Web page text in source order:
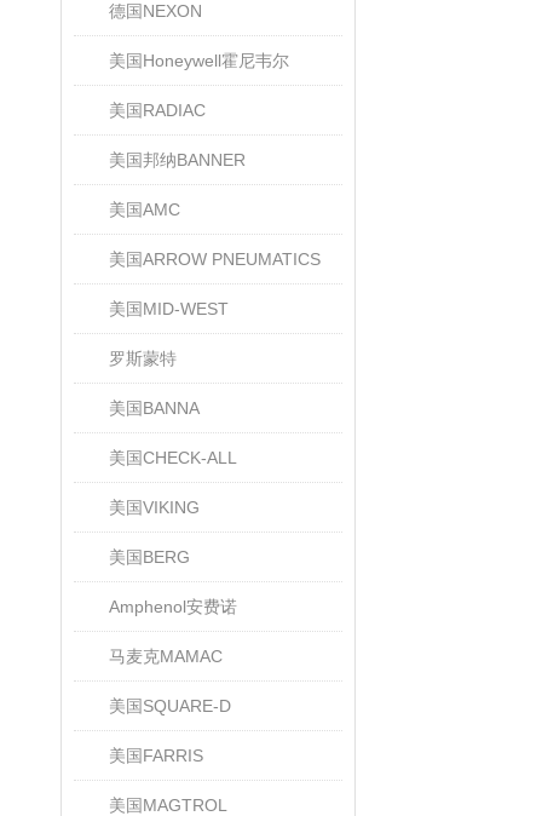
德国NEXON
美国Honeywell霍尼韦尔
美国RADIAC
美国邦纳BANNER
美国AMC
美国ARROW PNEUMATICS
美国MID-WEST
罗斯蒙特
美国BANNA
美国CHECK-ALL
美国VIKING
美国BERG
Amphenol安费诺
马麦克MAMAC
美国SQUARE-D
美国FARRIS
美国MAGTROL